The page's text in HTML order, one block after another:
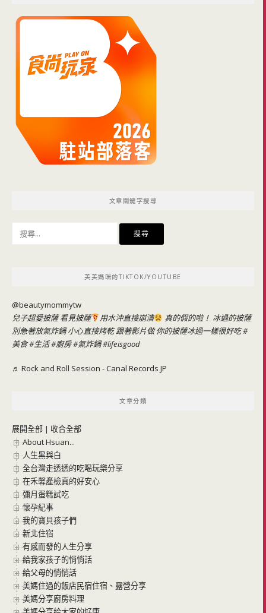
文章關鍵字搜尋
美美媽咪的TIKTOK/YOUTUBE
@beautymommytw
兒子超愛披薩 看見披薩
用水沖直接崩潰
真的假的啦！ 冰過的披薩
別急著放氣炸鍋 小心直接烤乾 跟著影片做 你的披薩冰過一樣很好吃#
美食#生活#廚房#氣炸鍋#lifeisgood
♬ Rock and Roll Session - Canal Records JP
文章分類
展開全部 | 收合全部
About Hsuan...
人生黑與白
全台灣走透透的吃喝玩樂分享
在禾馨產檢真的好安心
彌月蛋糕試吃
懷孕紀事
我的寶貝孩子們
新北住宿
有感而發的人生分享
給我家孩子的悄悄話
給父母的悄悄話
美媽住過的飯店民宿住宿、露營分享
美媽分享廚房料理